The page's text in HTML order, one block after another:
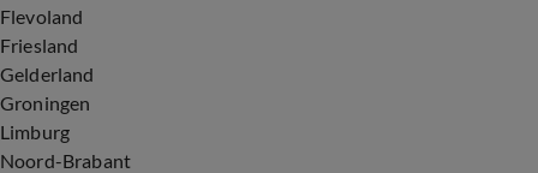
Flevoland
Friesland
Gelderland
Groningen
Limburg
Noord-Brabant